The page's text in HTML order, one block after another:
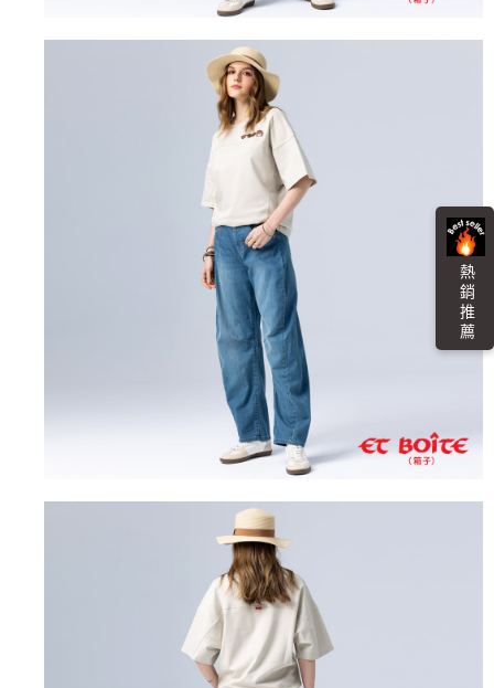
熱 銷 推 薦
３．未成年的使用者請事先徵得法定代理人或監護人之同意方可使用
「AFTEE先享後付」，若未經同意申辦者引起之損失，本公司不負相關責
４．使用「AFTEE先享後付」時，將依據個別帳號之用戶狀況，依本公司即
時審查核予不同之上限額度；若仍有額度不足之情形，本公司將視審查結果
５．嚴禁一人註冊多個帳號或使用他人資訊註冊。若發現惡意使用之情形，
恩沛科技股份有限公司將有權停止該用戶之使用額度並採取法律行動。
每筆NT$100，滿NT$3,000(含以上)免運費